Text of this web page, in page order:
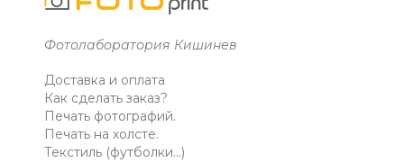
Фотолаборатория Кишинев
Доставка и оплата
Как сделать заказ?
Печать фотографий.
Печать на холсте.
Текстиль (футболки...)